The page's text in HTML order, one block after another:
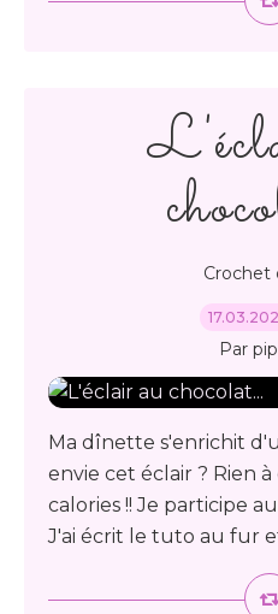
Crochet
Par
Ma dînette s'enrichit
envie cet éclair ? Rien
calories !! Je participe
J'ai écrit le tuto au fur